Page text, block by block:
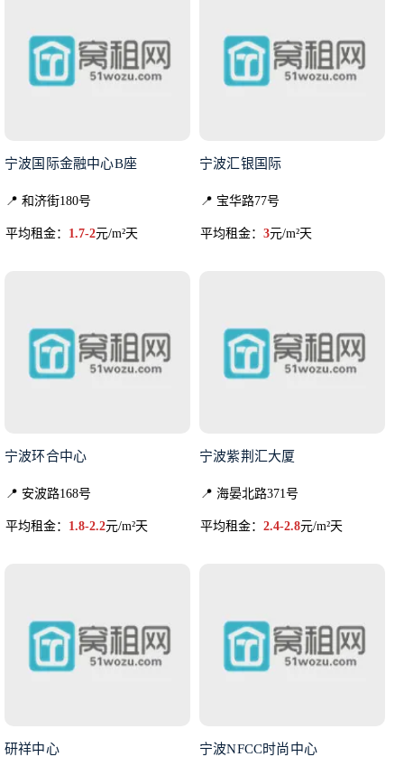
宁波国际金融中心B座
📍 和济街180号
平均租金： 1.7-2元/m²天
宁波汇银国际
📍 宝华路77号
平均租金：3元/m²天
宁波环合中心
📍 安波路168号
平均租金： 1.8-2.2元/m²天
宁波紫荆汇大厦
📍 海晏北路371号
平均租金：2.4-2.8元/m²天
研祥中心 宁波NFCC时尚中心